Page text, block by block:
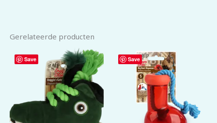
Gerelateerde producten
Save Save